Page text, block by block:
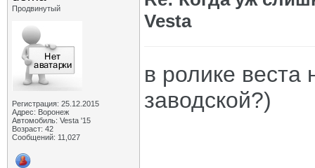
Продвинутый
Регистрация: 25.12.2015
Адрес: Воронеж
Автомобиль: Vesta '15
Возраст: 42
Сообщений: 11,027
Vesta
в ролике веста
заводской?)